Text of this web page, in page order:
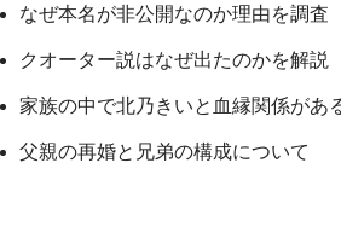
なぜ本名が非公開なのか理由を調査
クオーター説はなぜ出たのかを解説
家族の中で北乃きいと血縁関係があ
父親の再婚と兄弟の構成について